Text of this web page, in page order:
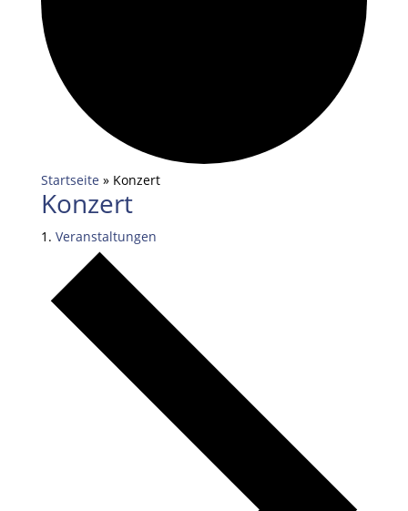
Startseite » Konzert
Konzert
Veranstaltungen